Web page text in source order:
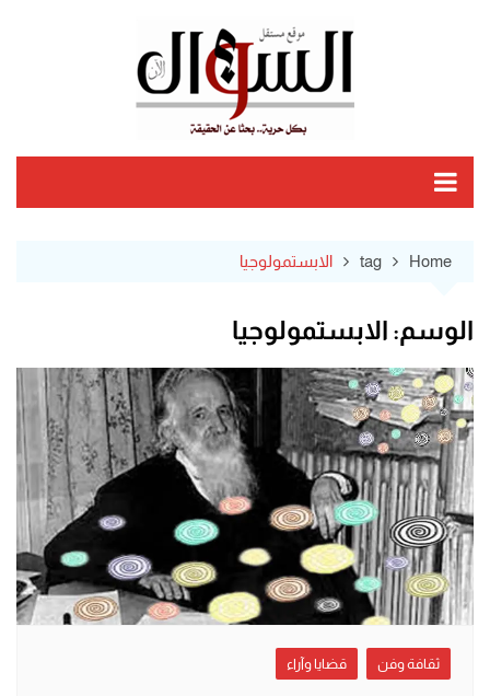
Home
tag الابستمولوجيا
الوسم: الابستمولوجيا
ثقافة وفن قضايا وآراء